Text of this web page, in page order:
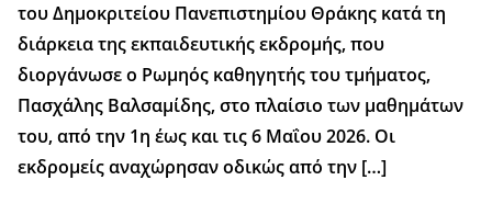
του Δημοκριτείου Πανεπιστημίου Θράκης κατά τη
διάρκεια της εκπαιδευτικής εκδρομής, που
διοργάνωσε ο Ρωμηός καθηγητής του τμήματος,
Πασχάλης Βαλσαμίδης, στο πλαίσιο των μαθημάτων
του, από την 1η έως και τις 6 Μαΐου 2026. Οι
εκδρομείς αναχώρησαν οδικώς από την […]